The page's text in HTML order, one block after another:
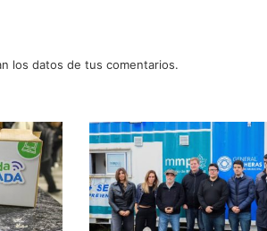
los datos de tus comentarios.